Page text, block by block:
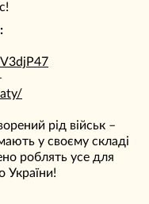
рід військ –
у своєму складі
роблять усе для
України!